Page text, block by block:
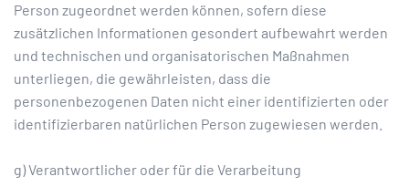
Person zugeordnet werden können, sofern diese
zusätzlichen Informationen gesondert aufbewahrt werden
und technischen und organisatorischen Maßnahmen
unterliegen, die gewährleisten, dass die
personenbezogenen Daten nicht einer identifizierten oder
identifizierbaren natürlichen Person zugewiesen werden.
g) Verantwortlicher oder für die Verarbeitung